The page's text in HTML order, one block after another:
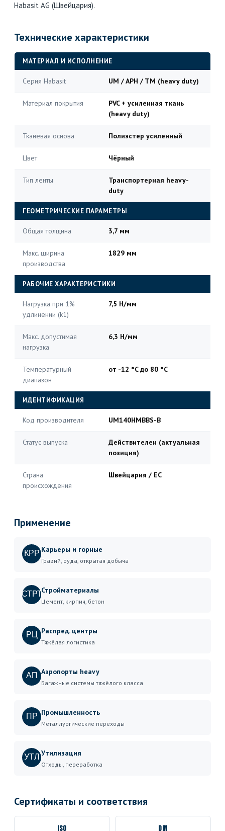
Habasit AG (Швейцария).
Технические характеристики
МАТЕРИАЛ И ИСПОЛНЕНИЕ
Серия Habasit UM / APH / TM (heavy duty)
Материал покрытия
PVC + усиленная ткань
(heavy duty)
Тканевая основа Полиэстер усиленный
Цвет Чёрный
Тип ленты
Транспортерная heavy-
duty
ГЕОМЕТРИЧЕСКИЕ ПАРАМЕТРЫ
Общая толщина 3,7 мм
Макс. ширина
производства
1829 мм
РАБОЧИЕ ХАРАКТЕРИСТИКИ
Нагрузка при 1%
удлинении (k1)
7,5 Н/мм
Макс. допустимая
нагрузка
6,3 Н/мм
Температурный
диапазон
от -12 °C до 80 °C
ИДЕНТИФИКАЦИЯ
Код производителя UM140HMBBS-B
Статус выпуска
Действителен (актуальная
позиция)
Страна
происхождения
Швейцария / ЕС
Применение
КРР Карьеры и горные
Гравий, руда, открытая добыча
СТРТСтройматериалы
Цемент, кирпич, бетон
РЦ Распред. центры
Тяжёлая логистика
АП Аэропорты heavy
Багажные системы тяжёлого класса
ПР Промышленность
Металлургические переходы
УТЛ Утилизация
Отходы, переработка
Сертификаты и соответствия
ISO DIN